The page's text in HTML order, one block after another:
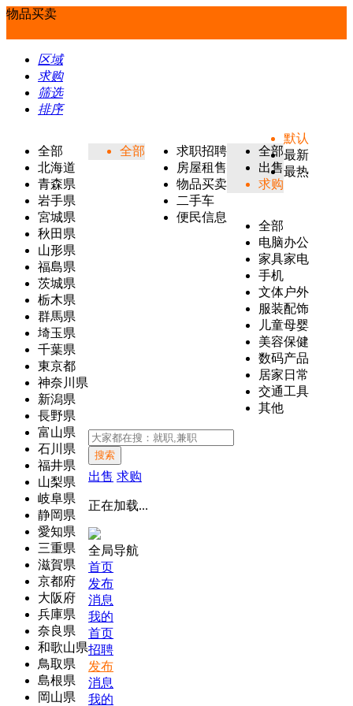
物品买卖
区域
求购
筛选
排序
全部
北海道
青森県
岩手県
宮城県
秋田県
山形県
福島県
茨城県
栃木県
群馬県
埼玉県
千葉県
東京都
神奈川県
新潟県
長野県
富山県
石川県
福井県
山梨県
岐阜県
静岡県
愛知県
三重県
滋賀県
京都府
大阪府
兵庫県
奈良県
和歌山県
鳥取県
島根県
岡山県
全部
求职招聘
房屋租售
物品买卖
二手车
便民信息
全部
出售
求购
全部
电脑办公
家具家电
手机
文体户外
服装配饰
儿童母婴
美容保健
数码产品
居家日常
交通工具
其他
默认
最新
最热
搜索
出售 求购
正在加载...
全局导航
首页
发布
消息
我的
首页
招聘
发布
消息
我的